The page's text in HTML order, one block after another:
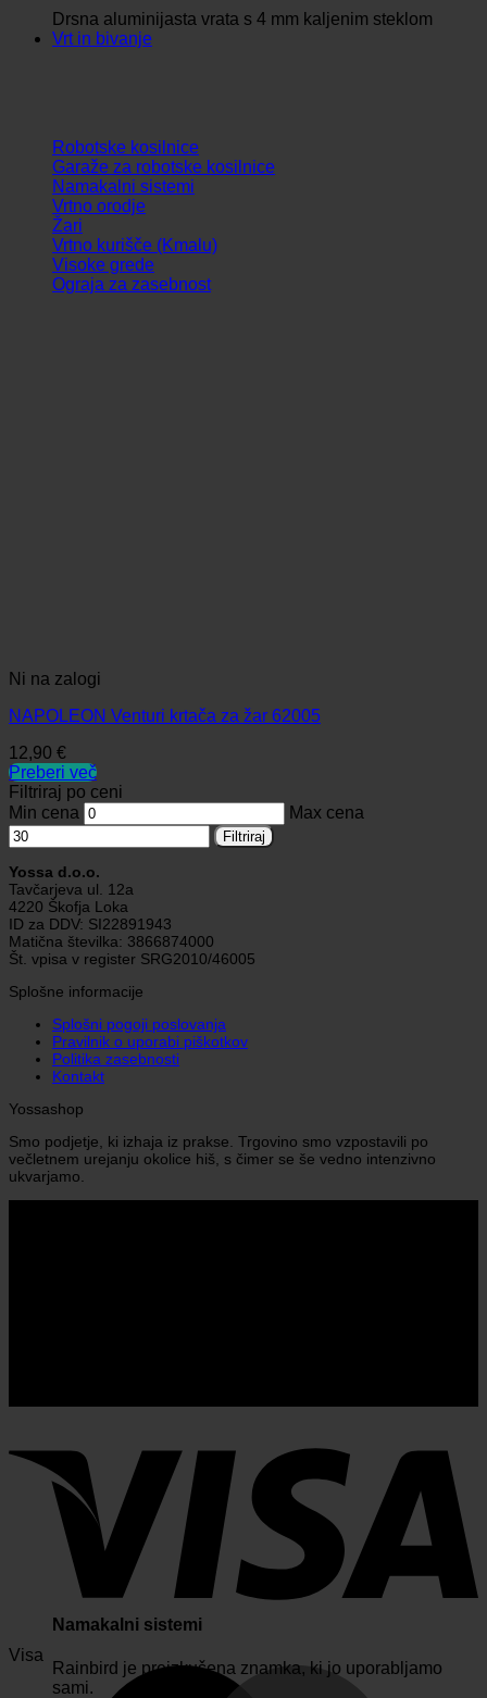
Drsna aluminijasta vrata s 4 mm kaljenim steklom
Vrt in bivanje
Robotske kosilnice
Garaže za robotske kosilnice
Namakalni sistemi
Vrtno orodje
Žari
Vrtno kurišče (Kmalu)
Visoke grede
Ograja za zasebnost
Namakalni sistemi
Rainbird je preizkušena znamka, ki jo uporabljamo
sami.
Ni na zalogi
NAPOLEON Venturi krtača za žar 62005
12,90 €
Preberi več
Filtriraj po ceni
Min cena
Max cena
Filtriraj
Yossa d.o.o.
Tavčarjeva ul. 12a
4220 Škofja Loka
ID za DDV: SI22891943
Matična številka: 3866874000
Št. vpisa v register SRG2010/46005
Splošne informacije
Splošni pogoji poslovanja
Pravilnik o uporabi piškotkov
Politika zasebnosti
Kontakt
Yossashop
Smo podjetje, ki izhaja iz prakse. Trgovino smo vzpostavili po
večletnem urejanju okolice hiš, s čimer se še vedno intenzivno
ukvarjamo.
Visa